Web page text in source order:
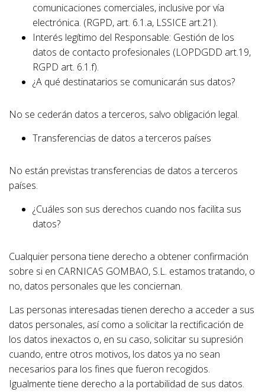
comunicaciones comerciales, inclusive por vía
electrónica. (RGPD, art. 6.1.a, LSSICE art.21).
Interés legítimo del Responsable: Gestión de los
datos de contacto profesionales (LOPDGDD art.19,
RGPD art. 6.1.f).
¿A qué destinatarios se comunicarán sus datos?
No se cederán datos a terceros, salvo obligación legal.
Transferencias de datos a terceros países
No están previstas transferencias de datos a terceros
países.
¿Cuáles son sus derechos cuando nos facilita sus
datos?
Cualquier persona tiene derecho a obtener confirmación
sobre si en CARNICAS GOMBAO, S.L. estamos tratando, o
no, datos personales que les conciernan.
Las personas interesadas tienen derecho a acceder a sus
datos personales, así como a solicitar la rectificación de
los datos inexactos o, en su caso, solicitar su supresión
cuando, entre otros motivos, los datos ya no sean
necesarios para los fines que fueron recogidos.
Igualmente tiene derecho a la portabilidad de sus datos.